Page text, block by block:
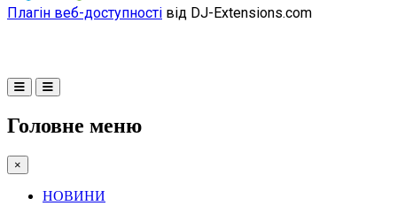
Плагін веб-доступності від DJ-Extensions.com
Головне меню
×
НОВИНИ